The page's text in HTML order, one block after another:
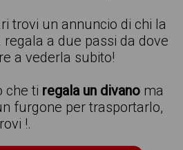
trovi un annuncio di chi la
a due passi da dove
a vederla subito!
che ti regala un divano ma
furgone per trasportarlo,
!.